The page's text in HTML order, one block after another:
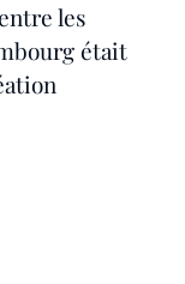
les
était